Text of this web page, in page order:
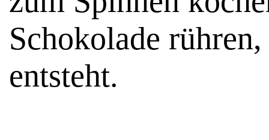
Schokolade
entsteht.